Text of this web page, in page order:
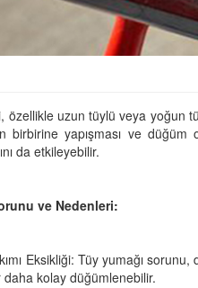
özellikle uzun tüylü veya yoğun
birbirine yapışması ve
da etkileyebilir.
ve Nedenleri:
Eksikliği: Tüy yumağı
kolay düğümlenebilir.
Yavru Kedilerde
Temizlenir?
22.05.2020
Oynayabileceğiniz
Aktivite"
Kedi Beslenmesi: